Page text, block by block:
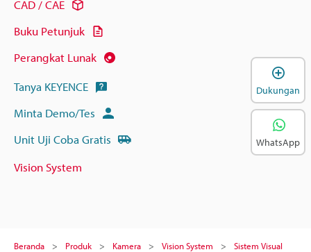
CAD / CAE
Buku Petunjuk
Perangkat Lunak
Tanya KEYENCE
Minta Demo/Tes
Unit Uji Coba Gratis
Vision System
Beranda Produk Kamera Vision System
Sistem Visual
Dukungan
WhatsApp